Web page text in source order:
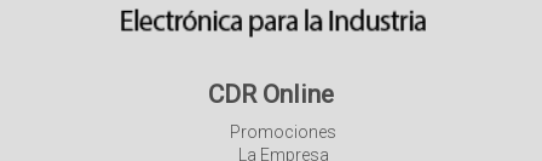
CDR Online
Promociones
La Empresa